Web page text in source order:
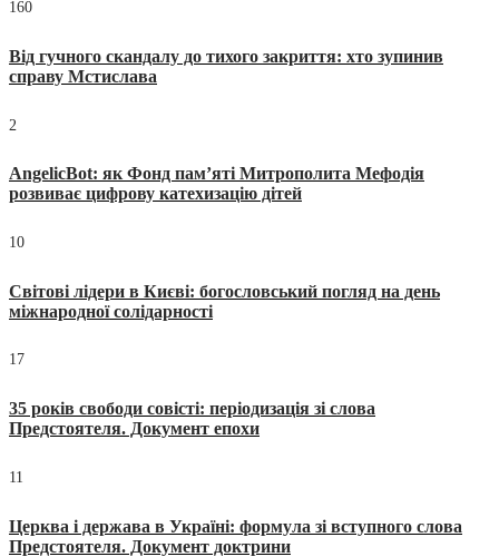
160
Від гучного скандалу до тихого закриття: хто зупинив
справу Мстислава
2
AngelicBot: як Фонд пам’яті Митрополита Мефодія
розвиває цифрову катехизацію дітей
10
Світові лідери в Києві: богословський погляд на день
міжнародної солідарності
17
35 років свободи совісті: періодизація зі слова
Предстоятеля. Документ епохи
11
Церква і держава в Україні: формула зі вступного слова
Предстоятеля. Документ доктрини